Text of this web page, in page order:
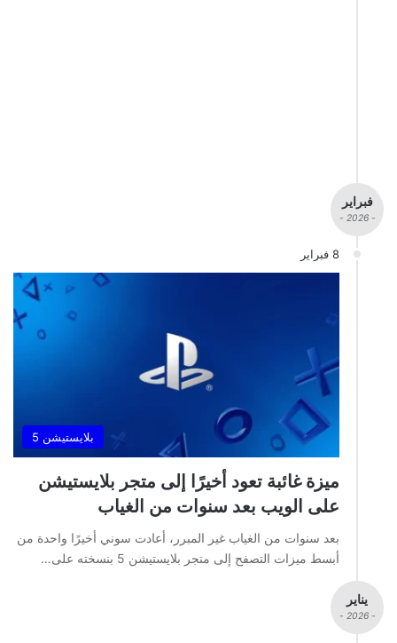
فبراير
- 2026 -
8 فبراير
بلايستيشن 5
ميزة غائبة تعود أخيرًا إلى متجر بلايستيشن
على الويب بعد سنوات من الغياب
بعد سنوات من الغياب غير المبرر، أعادت سوني أخيرًا واحدة من
أبسط ميزات التصفح إلى متجر بلايستيشن 5 بنسخته على…
يناير
- 2026 -